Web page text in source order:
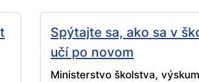
Spýtajte sa, ako sa v
učí po novom
Ministerstvo školstva,